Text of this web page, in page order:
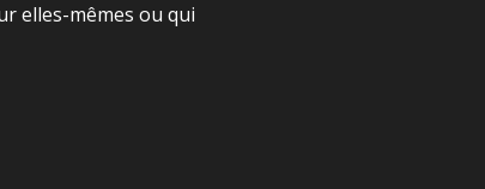
elles-mêmes ou qui